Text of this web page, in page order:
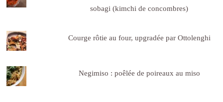
sobagi (kimchi de concombres)
Courge rôtie au four, upgradée par Ottolenghi
Negimiso : poêlée de poireaux au miso